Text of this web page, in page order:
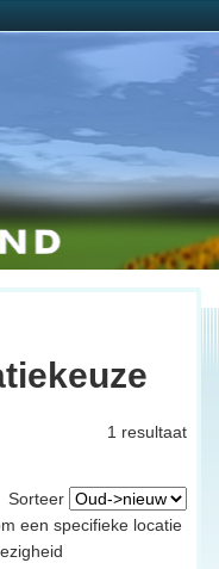
1 resultaat
Sorteer
een specifieke locatie